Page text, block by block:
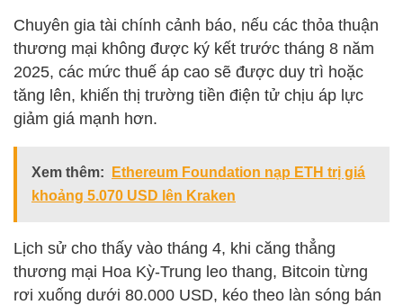
Chuyên gia tài chính cảnh báo, nếu các thỏa thuận
thương mại không được ký kết trước tháng 8 năm
2025, các mức thuế áp cao sẽ được duy trì hoặc
tăng lên, khiến thị trường tiền điện tử chịu áp lực
giảm giá mạnh hơn.
Xem thêm:
Ethereum Foundation nạp ETH trị giá
khoảng 5.070 USD lên Kraken
Lịch sử cho thấy vào tháng 4, khi căng thẳng
thương mại Hoa Kỳ-Trung leo thang, Bitcoin từng
rơi xuống dưới 80.000 USD, kéo theo làn sóng bán